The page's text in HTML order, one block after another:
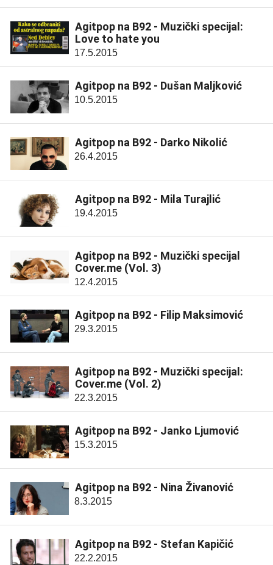
Agitpop na B92 - Muzički specijal:
Love to hate you
17.5.2015
Agitpop na B92 - Dušan Maljković
10.5.2015
Agitpop na B92 - Darko Nikolić
26.4.2015
Agitpop na B92 - Mila Turajlić
19.4.2015
Agitpop na B92 - Muzički specijal
Cover.me (Vol. 3)
12.4.2015
Agitpop na B92 - Filip Maksimović
29.3.2015
Agitpop na B92 - Muzički specijal:
Cover.me (Vol. 2)
22.3.2015
Agitpop na B92 - Janko Ljumović
15.3.2015
Agitpop na B92 - Nina Živanović
8.3.2015
Agitpop na B92 - Stefan Kapičić
22.2.2015